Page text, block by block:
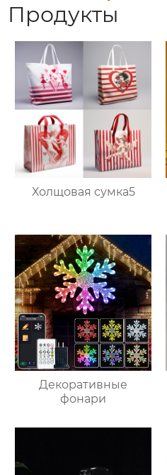
Продукты
Холщовая сумка5
Декоративные
фонари